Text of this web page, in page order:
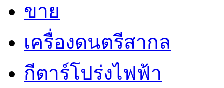
ขาย
เครื่องดนตรีสากล
กีตาร์โปร่งไฟฟ้า